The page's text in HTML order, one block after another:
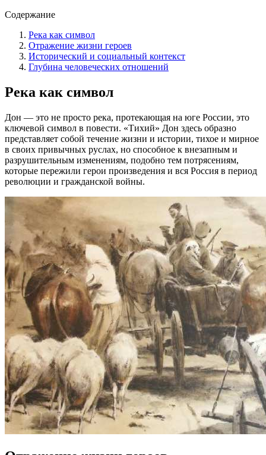
Содержание
Река как символ
Отражение жизни героев
Исторический и социальный контекст
Глубина человеческих отношений
Река как символ
Дон — это не просто река, протекающая на юге России, это
ключевой символ в повести. «Тихий» Дон здесь образно
представляет собой течение жизни и истории, тихое и мирное
в своих привычных руслах, но способное к внезапным и
разрушительным изменениям, подобно тем потрясениям,
которые пережили герои произведения и вся Россия в период
революции и гражданской войны.